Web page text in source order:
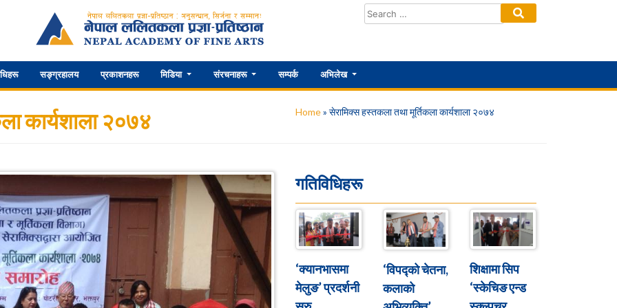
सङ्ग्रहालय प्रकाशनहरू मिडिया संरचनाहरू सम्पर्क अभिलेख
कार्यशाला २०७४ Home» सेरामिक्स हस्तकला तथा मूर्तिकला कार्यशाला २०७४
गतिविधिहरू
‘क्यानभासमा
मेलुङ’ प्रदर्शनी
‘विपद्को चेतना,
कलाको
शिक्षामा सिप
‘स्केचिङ एन्ड